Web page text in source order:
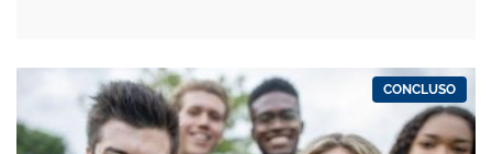
CONCLUSO